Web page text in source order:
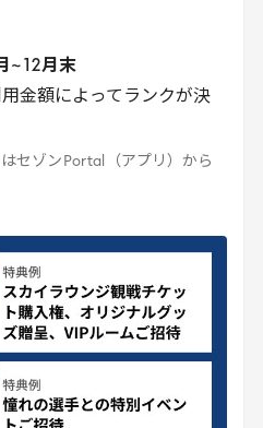
~ 12月末
金額によってランクが決
セゾン Portal
（アプリ）から